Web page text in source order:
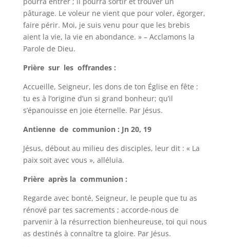
pâturage. Le voleur ne vient que pour voler, égorger,
faire périr. Moi, je suis venu pour que les brebis
aient la vie, la vie en abondance. » – Acclamons la
Parole de Dieu.
Prière sur les offrandes :
Accueille, Seigneur, les dons de ton Église en fête :
tu es à l’origine d’un si grand bonheur; qu’il
s’épanouisse en joie éternelle. Par Jésus.
Antienne de communion : Jn 20, 19
Jésus, débout au milieu des disciples, leur dit : « La
paix soit avec vous », alléluia.
Prière après la communion :
Regarde avec bonté, Seigneur, le peuple que tu as
rénové par tes sacrements ; accorde-nous de
parvenir à la résurrection bienheureuse, toi qui nous
as destinés à connaître ta gloire. Par Jésus.